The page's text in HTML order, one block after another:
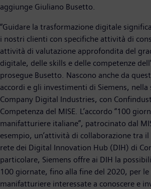
aggiunge Giuliano Busetto.
“Guidare la trasformazione digitale
i nostri clienti con specifiche attività di
attività di valutazione approfondita del
digitale, delle skills e delle competenze
prosegue Busetto. Nascono anche da
accordi e gli investimenti di Siemens, nella
Company Digital Industries, con
Competenza del MISE. L’accordo “100
manifatturiere italiane”, patrocinato dal
esempio, un’attività di collaborazione tra il
rete dei Digital Innovation Hub (DIH) di
particolare, Siemens offre ai DIH la
100 giornate, fino alla fine del 2020, per le
manifatturiere interessate a conoscere e